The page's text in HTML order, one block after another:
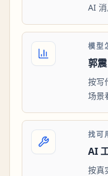
AI 消
模型
郭
按写
场景
找可
AI
按真